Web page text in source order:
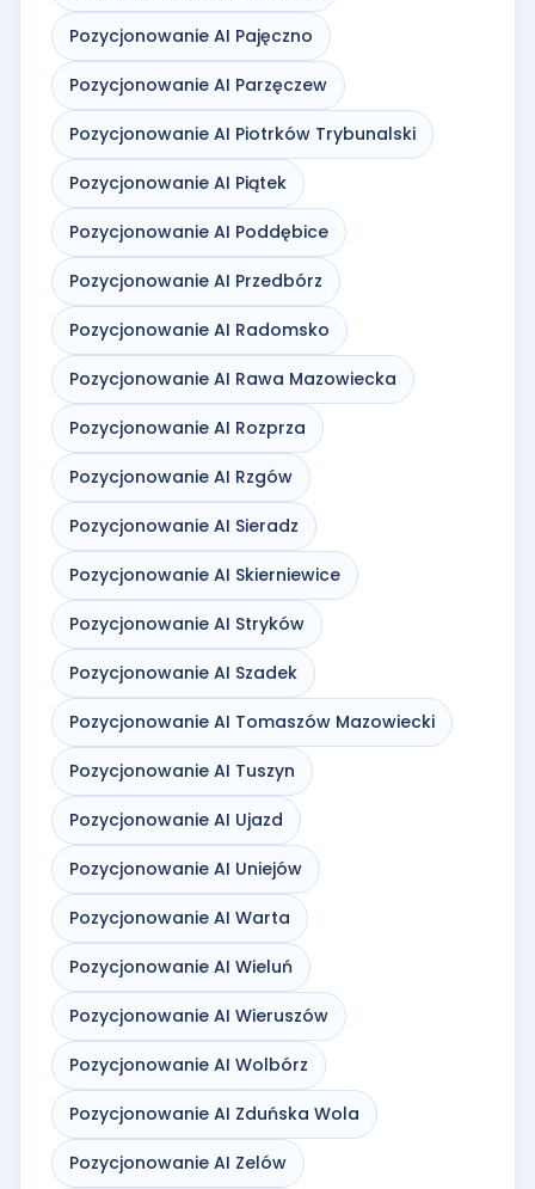
Pozycjonowanie AI Pajęczno
Pozycjonowanie AI Parzęczew
Pozycjonowanie AI Piotrków Trybunalski
Pozycjonowanie AI Piątek
Pozycjonowanie AI Poddębice
Pozycjonowanie AI Przedbórz
Pozycjonowanie AI Radomsko
Pozycjonowanie AI Rawa Mazowiecka
Pozycjonowanie AI Rozprza
Pozycjonowanie AI Rzgów
Pozycjonowanie AI Sieradz
Pozycjonowanie AI Skierniewice
Pozycjonowanie AI Stryków
Pozycjonowanie AI Szadek
Pozycjonowanie AI Tomaszów Mazowiecki
Pozycjonowanie AI Tuszyn
Pozycjonowanie AI Ujazd
Pozycjonowanie AI Uniejów
Pozycjonowanie AI Warta
Pozycjonowanie AI Wieluń
Pozycjonowanie AI Wieruszów
Pozycjonowanie AI Wolbórz
Pozycjonowanie AI Zduńska Wola
Pozycjonowanie AI Zelów